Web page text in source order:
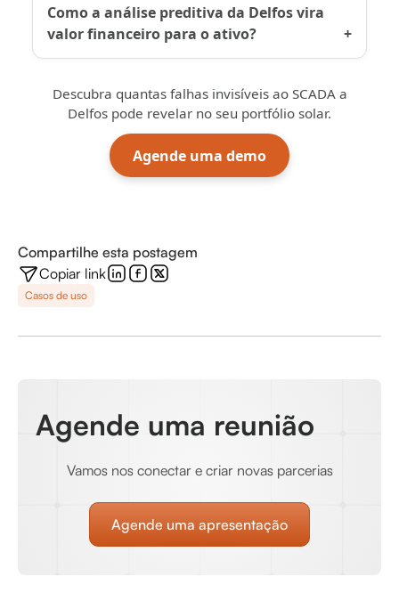
Como a análise preditiva da Delfos vira
valor financeiro para o ativo?
Descubra quantas falhas invisíveis ao SCADA a
Delfos pode revelar no seu portfólio solar.
Agende uma demo
Compartilhe esta postagem
Copiar link
Casos de uso
Agende uma reunião
Vamos nos conectar e criar novas parcerias
Agende uma apresentação